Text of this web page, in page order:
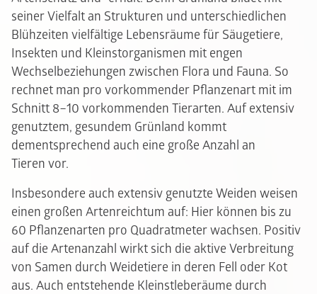
seiner Vielfalt an Strukturen und unterschiedlichen
Blühzeiten vielfältige Lebensräume für Säugetiere,
Insekten und Kleinstorganismen mit engen
Wechselbeziehungen zwischen Flora und Fauna. So
rechnet man pro vorkommender Pflanzenart mit im
Schnitt 8–10 vorkommenden Tierarten. Auf extensiv
genutztem, gesundem Grünland kommt
dementsprechend auch eine große Anzahl an
Tieren vor.
Insbesondere auch extensiv genutzte Weiden weisen
einen großen Artenreichtum auf: Hier können bis zu
60 Pflanzenarten pro Quadratmeter wachsen. Positiv
auf die Artenanzahl wirkt sich die aktive Verbreitung
von Samen durch Weidetiere in deren Fell oder Kot
aus. Auch entstehende Kleinstleberäume durch